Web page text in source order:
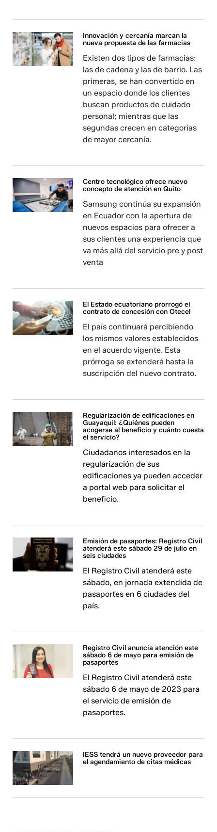
Innovación y cercanía marcan la
nueva propuesta de las farmacias
Existen dos tipos de farmacias:
las de cadena y las de barrio. Las
primeras, se han convertido en
un espacio donde los clientes
buscan productos de cuidado
personal; mientras que las
segundas crecen en categorías
de mayor cercanía.
Centro tecnológico ofrece nuevo
concepto de atención en Quito
Samsung continúa su expansión
en Ecuador con la apertura de
nuevos espacios para ofrecer a
sus clientes una experiencia que
va más allá del servicio pre y post
venta
El Estado ecuatoriano prorrogó el
contrato de concesión con Otecel
El país continuará percibiendo
los mismos valores establecidos
en el acuerdo vigente. Esta
prórroga se extenderá hasta la
suscripción del nuevo contrato.
Regularización de edificaciones en
Guayaquil: ¿Quiénes pueden
acogerse al beneficio y cuánto cuesta
el servicio?
Ciudadanos interesados en la
regularización de sus
edificaciones ya pueden acceder
a portal web para solicitar el
beneficio.
Emisión de pasaportes: Registro Civil
atenderá este sábado 29 de julio en
seis ciudades
El Registro Civil atenderá este
sábado, en jornada extendida de
pasaportes en 6 ciudades del
país.
Registro Civil anuncia atención este
sábado 6 de mayo para emisión de
pasaportes
El Registro Civil atenderá este
sábado 6 de mayo de 2023 para
el servicio de emisión de
pasaportes.
IESS tendrá un nuevo proveedor para
el agendamiento de citas médicas